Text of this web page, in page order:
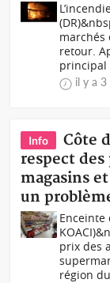
marchés
retour.
principal
il y a 3
Info
Côte
respect
magasins
un
Enceinte
prix des
région